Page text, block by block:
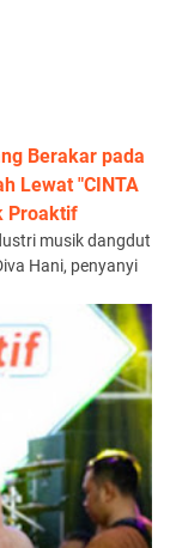
Berakar pada
Lewat "CINTA
Proaktif
musik dangdut
Hani, penyanyi